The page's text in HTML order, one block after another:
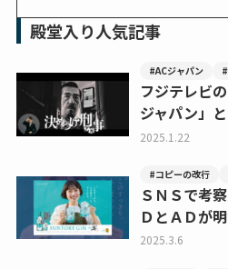
殿堂入り人気記事
#ACジャパン
フジテレビ
ジャパン」
2025.1.22
#コピーの改行
ＳＮＳで考
ＤとＡＤが
2025.3.6